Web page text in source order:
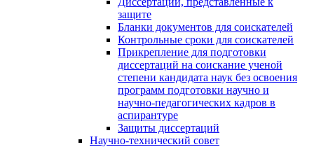
защите
Бланки документов для соискателей
Контрольные сроки для соискателей
Прикрепление для подготовки
диссертаций на соискание ученой
степени кандидата наук без освоения
программ подготовки научно и
научно-педагогических кадров в
аспирантуре
Защиты диссертаций
Научно-технический совет